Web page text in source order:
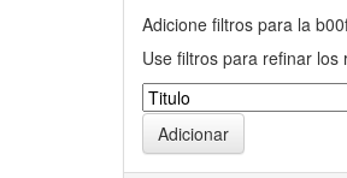
Adicione filtros para la
Use filtros para refinar